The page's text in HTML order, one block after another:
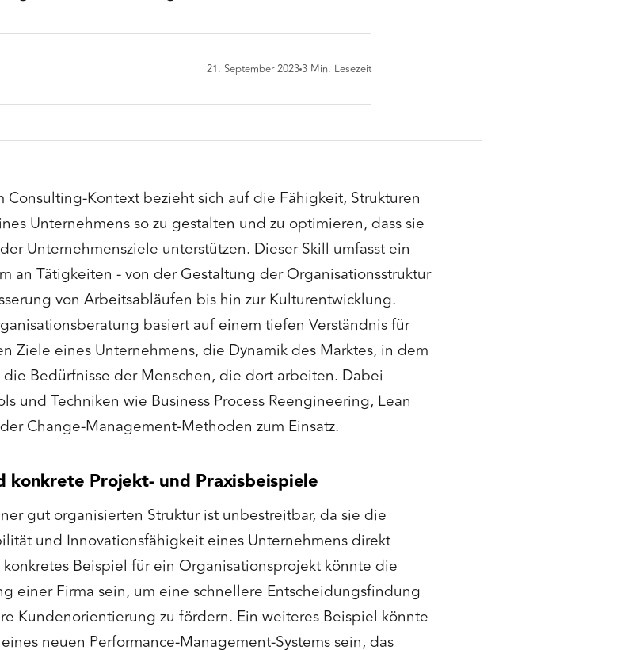
21. September 20233 Min. Lesezeit
Consulting-Kontext bezieht sich auf die Fähigkeit, Strukturen
Unternehmens so zu gestalten und zu optimieren, dass sie
Unternehmensziele unterstützen. Dieser Skill umfasst ein
an Tätigkeiten - von der Gestaltung der Organisationsstruktur
von Arbeitsabläufen bis hin zur Kulturentwicklung.
basiert auf einem tiefen Verständnis für
Ziele eines Unternehmens, die Dynamik des Marktes, in dem
Bedürfnisse der Menschen, die dort arbeiten. Dabei
und Techniken wie Business Process Reengineering, Lean
Change-Management-Methoden zum Einsatz.
konkrete Projekt- und Praxisbeispiele
gut organisierten Struktur ist unbestreitbar, da sie die
und Innovationsfähigkeit eines Unternehmens direkt
Beispiel für ein Organisationsprojekt könnte die
einer Firma sein, um eine schnellere Entscheidungsfindung
Kundenorientierung zu fördern. Ein weiteres Beispiel könnte
neuen Performance-Management-Systems sein, das